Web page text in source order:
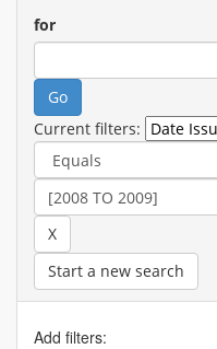
for
Current filters:
Start a new search
Add filters: